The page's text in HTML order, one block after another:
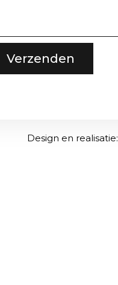
Verzenden
Design en realisatie: